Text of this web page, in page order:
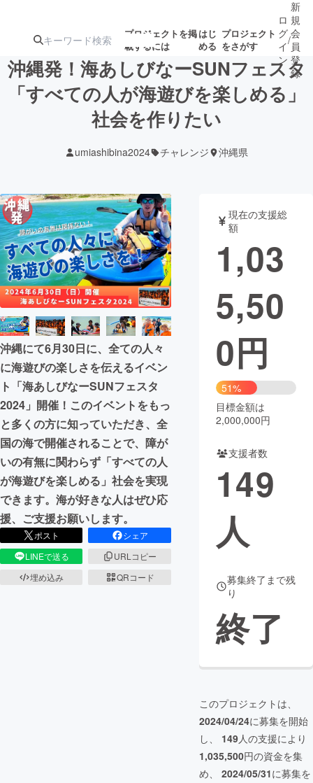
プロジェクトを掲
載するには
はじ
める
プロジェクト
をさがす
注目のリ 注目の新着プロ
ジェクト
募集終了が近いプ
テクノロジー・ガジェット
映像・映画 書籍・雑誌
ビジネス・起業 チャレンジ
まちづくり・地域活性化
CAMPFIRE for Social Good
CAMPFIRE Creation
CAMPFIREふるさと納税machi-ya コミュニティ
ロ
グ
イ
ン
/
新
規
会
員
登
録
沖縄発！海あしびなーSUNフェスタ
「すべての人が海遊びを楽しめる」
社会を作りたい
umiashibina2024 チャレンジ 沖縄県
沖縄にて6月30日に、全ての人々
に海遊びの楽しさを伝えるイベン
ト「海あしびなーSUNフェスタ
2024」開催！このイベントをもっ
と多くの方に知っていただき、全
国の海で開催されることで、障が
いの有無に関わらず「すべての人
が海遊びを楽しめる」社会を実現
できます。海が好きな人はぜひ応
援、ご支援お願いします。
ポスト
シェア
LINEで送る
URLコピー
埋め込み
QRコード
現在の支援総
額
1,03
5,50
0円
51%
目標金額は
2,000,000円
支援者数
149
人
募集終了まで残
り
終了
このプロジェクトは、
2024/04/24に募集を開始
し、 149人の支援により
1,035,500円の資金を集
め、 2024/05/31に募集を